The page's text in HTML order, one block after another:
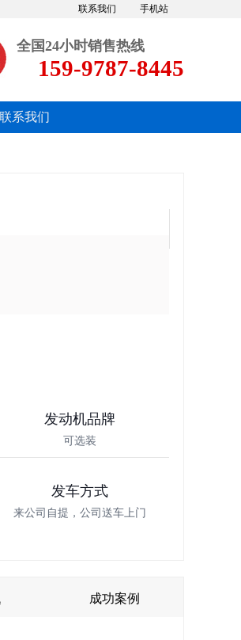
手机站
联系我们
全国24小时销售热线
159-9787-8445
联系我们
发动机品牌
可选装
发车方式
来公司自提，公司送车上门
成功案例